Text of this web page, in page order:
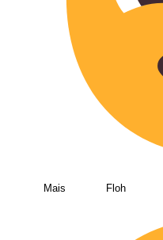
Mais Floh